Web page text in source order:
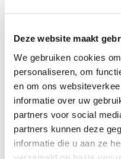
Deze website maakt
We gebruiken cookies
personaliseren, om
en om ons
informatie over uw
partners voor social
partners kunnen deze
informatie die u aan ze
is gebouwd voor wie dagelijks
Modern design met
uitstraling
De Segway E250S heeft een
bij zijn prestaties. De
balans. Geen overdreven
uitstraalt door zijn
afwerking zorgt voor een
rijdt. Onder het zadel beschik
een helm, handschoenen of